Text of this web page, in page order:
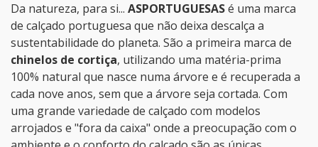
Da natureza, para si... ASPORTUGUESASé uma marca
de calçado portuguesa que não deixa descalça a
sustentabilidade do planeta. São a primeira marca de
chinelos de cortiça, utilizando uma matéria-prima
100% natural que nasce numa árvore e é recuperada a
cada nove anos, sem que a árvore seja cortada. Com
uma grande variedade de calçado com modelos
arrojados e "fora da caixa" onde a preocupação com o